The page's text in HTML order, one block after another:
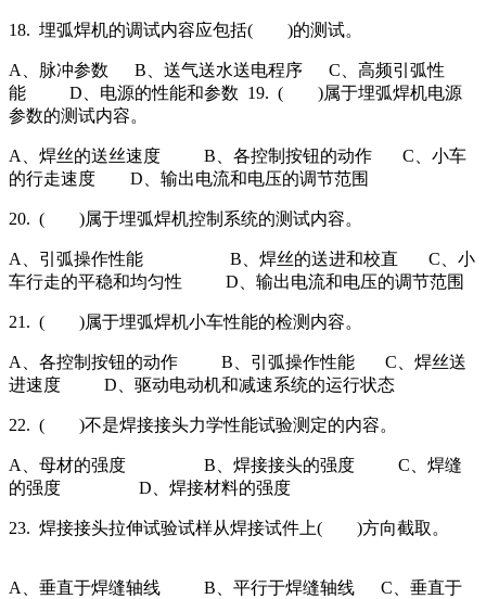
18. 埋弧焊机的调试内容应包括( )的测试。
A、脉冲参数 B、送气送水送电程序 C、高频引弧性
能 D、电源的性能和参数 19. ( )属于埋弧焊机电源
参数的测试内容。
A、焊丝的送丝速度 B、各控制按钮的动作 C、小车
的行走速度 D、输出电流和电压的调节范围
20. ( )属于埋弧焊机控制系统的测试内容。
A、引弧操作性能 B、焊丝的送进和校直 C、小
车行走的平稳和均匀性 D、输出电流和电压的调节范围
21. ( )属于埋弧焊机小车性能的检测内容。
A、各控制按钮的动作 B、引弧操作性能 C、焊丝送
进速度 D、驱动电动机和减速系统的运行状态
22. ( )不是焊接接头力学性能试验测定的内容。
A、母材的强度 B、焊接接头的强度 C、焊缝
的强度 D、焊接材料的强度
23. 焊接接头拉伸试验试样从焊接试件上( )方向截取。
A、垂直于焊缝轴线 B、平行于焊缝轴线 C、垂直于